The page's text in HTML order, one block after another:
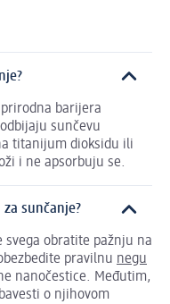
barijera
sunčevu
titanijum dioksidu ili
i ne apsorbuju se.
sunčanje?
svega obratite pažnju na
pravilnu negu
nanočestice. Međutim,
o njihovom